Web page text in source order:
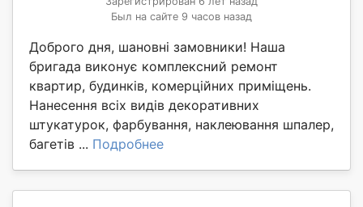
Был на сайте 9 часов назад
Доброго дня, шановні замовники! Наша
бригада виконує комплексний ремонт
квартир, будинків, комерційних приміщень.
Нанесення всіх видів декоративних
штукатурок, фарбування, наклеювання шпалер,
багетів ... Подробнее